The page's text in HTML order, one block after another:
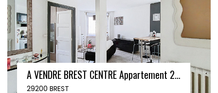
A VENDRE Appartement BREST 2 pièce(s) 45.29 m2
29200 BREST